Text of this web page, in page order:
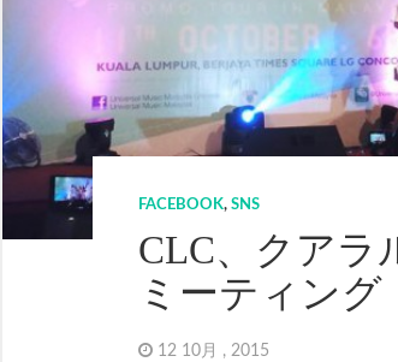
FACEBOOK,SNS
CLC、クアラ
ミーティング
12 10月 , 2015